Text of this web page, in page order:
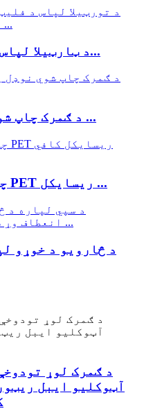
د ټارټیلا لپاس فلیټ ډوډۍ پی...
د ګمرک چاپ شوي نوډل پاستا ...
چاپ شوی نرم ټچ PET ریسایکل ...
د څارویو د خوړو
د ګمرک لوړ
آټوکلیو ایبل